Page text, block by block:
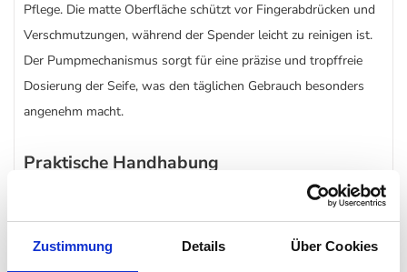
Zustimmung Details Über Cookies
Pflege. Die matte Oberfläche schützt vor Fingerabdrücken und
Verschmutzungen, während der Spender leicht zu reinigen ist.
Der Pumpmechanismus sorgt für eine präzise und tropffreie
Dosierung der Seife, was den täglichen Gebrauch besonders
angenehm macht.
Praktische Handhabung
Der Nova Seifenspender ist nicht nur ein optisches Highlight,
sondern auch äußerst funktional. Mit einer großzügigen
Füllmenge sorgt er dafür, dass Sie seltener nachfüllen müssen.